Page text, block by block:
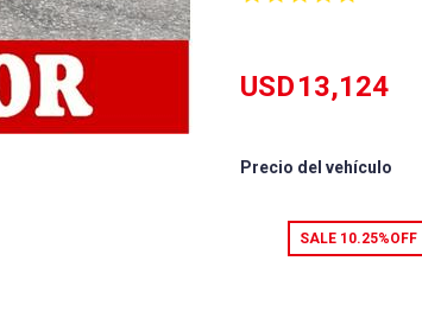
USD13,124
Precio del vehículo
SALE 10.25%OFF